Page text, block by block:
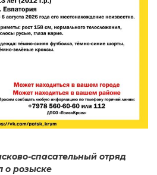
спасательный отряд
о розыске